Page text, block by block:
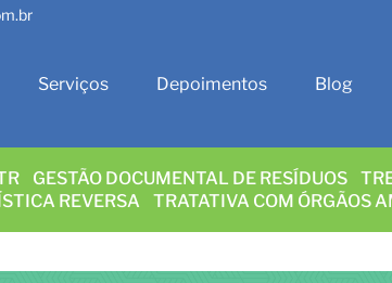
Serviços Depoimentos Blog
GESTÃO DOCUMENTAL DE RESÍDUOS
REVERSA TRATATIVA COM ÓRGÃOS